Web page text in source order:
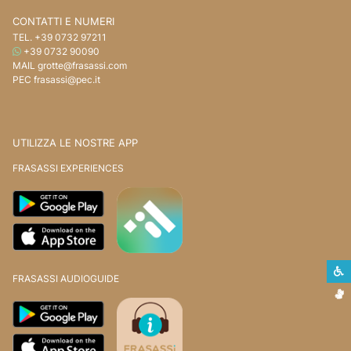
CONTATTI E NUMERI
TEL. +39 0732 97211
WHATSAPP
+39 0732 90090
MAIL grotte@frasassi.com
PEC frasassi@pec.it
UTILIZZA LE NOSTRE APP
FRASASSI EXPERIENCES
FRASASSI AUDIOGUIDE